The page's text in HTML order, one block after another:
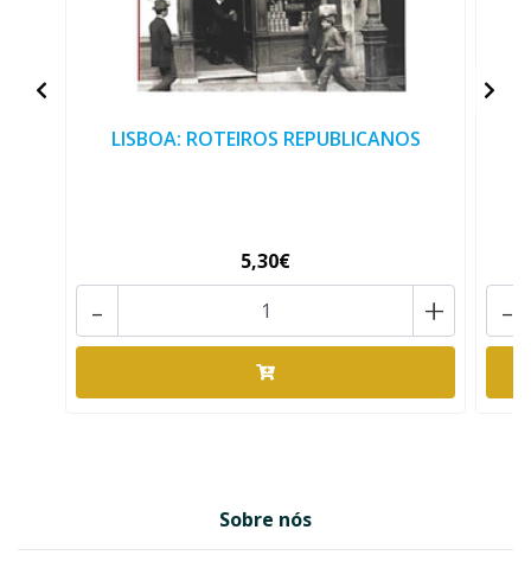
LISBOA: ROTEIROS REPUBLICANOS
5,30€
+
- -
Sobre nós